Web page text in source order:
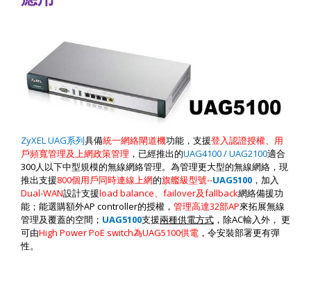
ZyXEL UAG系列具備統一網絡閘道機功能，支援登入認證授權、用
戶頻寬管理及上網政策管理 ，已經推出的UAG4100 / UAG2100適合
300人以下中型規模的無線網絡管理。為管理更大型的無線網絡，現
推出支援800個用戶同時連線上網的旗艦級型號--UAG5100 ，加入
Dual-WAN設計支援load balance、 failover及fallback網絡備援功
能；能選購額外AP controller的授權， 管理高達32部AP來拓展無線
管理及覆蓋的空間； UAG5100支援兩種供電方式 ，除AC輸入外， 更
可由High Power PoE switch為UAG5100供電 ，令安裝部署更有彈
性。